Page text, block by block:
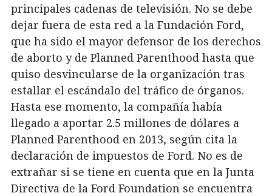
principales cadenas de televisión. No se debe
dejar fuera de esta red a la Fundación Ford,
que ha sido el mayor defensor de los derechos
de aborto y de Planned Parenthood hasta que
quiso desvincularse de la organización tras
estallar el escándalo del tráfico de órganos.
Hasta ese momento, la compañía había
llegado a aportar 2.5 millones de dólares a
Planned Parenthood en 2013, según cita la
declaración de impuestos de Ford. No es de
extrañar si se tiene en cuenta que en la Junta
Directiva de la Ford Foundation se encuentra